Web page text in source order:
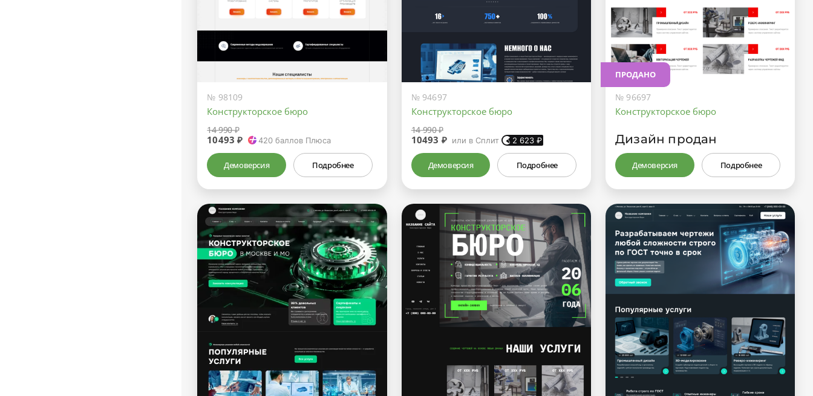
№ 98109
Конструкторское бюро
14 990 ₽
10493 ₽ 420баллов Плюса
Демоверсия Подробнее
№ 94697
Конструкторское бюро
14 990 ₽
10493 ₽ или в Сплит 2 623 ₽
Демоверсия Подробнее
ПРОДАНО
№ 96697
Конструкторское бюро
Дизайн продан
Демоверсия Подробнее